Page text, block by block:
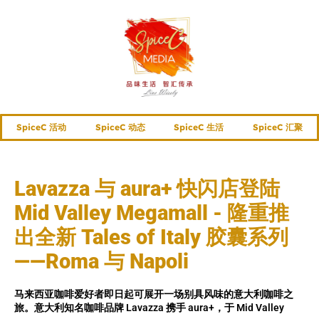
SpiceC 活动 SpiceC 动态 SpiceC 生活 SpiceC 汇聚
Lavazza 与 aura+ 快闪店登陆
Mid Valley Megamall - 隆重推
出全新 Tales of Italy 胶囊系列
——Roma 与 Napoli
马来西亚咖啡爱好者即日起可展开一场别具风味的意大利咖啡之
旅。意大利知名咖啡品牌 Lavazza 携手 aura+，于 Mid Valley